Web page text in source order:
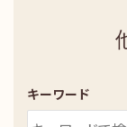
キーワード